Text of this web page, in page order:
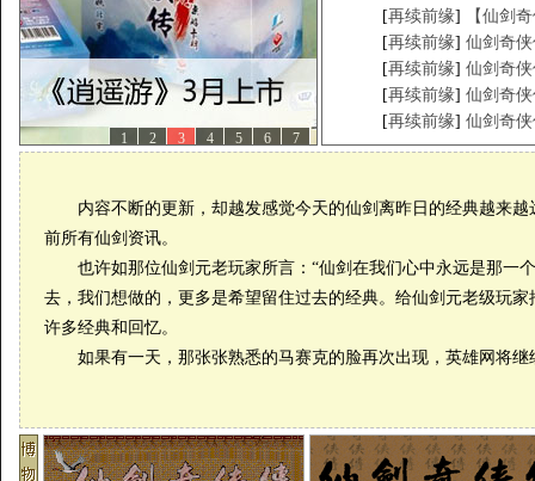
[再续前缘]
【仙剑
[再续前缘] 仙剑奇
[再续前缘] 仙剑奇
[再续前缘] 仙剑奇
[再续前缘] 仙剑奇
7
6
5
4
3
2
1
内容不断的更新，却越发感觉今天的仙剑离昨日的经典越来越
前所有仙剑资讯。
也许如那位仙剑元老玩家所言：“仙剑在我们心中永远是那一
去，我们想做的，更多是希望留住过去的经典。给仙剑元老级玩家
许多经典和回忆。
如果有一天，那张张熟悉的马赛克的脸再次出现，英雄网将继